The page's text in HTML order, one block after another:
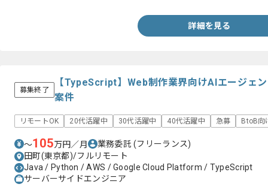
詳細を見る
募集終了
【TypeScript】Web制作業界向けAIエージェ
案件
リモートOK 20代活躍中 30代活躍中 40代活躍中 急募 BtoB向
〜105万円／月 業務委託(フリーランス)
田町(東京都)/フルリモート
Java / Python / AWS / Google Cloud Platform / TypeScript
サーバーサイドエンジニア